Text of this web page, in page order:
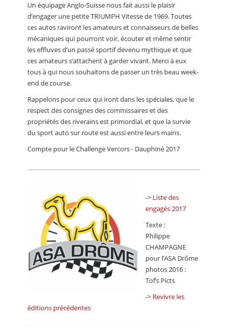
Un équipage Anglo-Suisse nous fait aussi le plaisir
d’engager une petite TRIUMPH Vitesse de 1969. Toutes
ces autos raviront les amateurs et connaisseurs de belles
mécaniques qui pourront voir, écouter et même sentir
les effluves d’un passé sportif devenu mythique et que
ces amateurs s’attachent à garder vivant. Merci à eux
tous à qui nous souhaitons de passer un très beau week-
end de course.
Rappelons pour ceux qui iront dans les spéciales, que le
respect des consignes des commissaires et des
propriétés des riverains est primordial, et que la survie
du sport auto sur route est aussi entre leurs mains.
Compte pour le Challenge Vercors - Dauphiné 2017
-> Liste des
engagés 2017
Texte :
Philippe
CHAMPAGNE
pour l’ASA Drôme
photos 2016 :
Tof’s Picts
-> Revivre les
éditions précédentes